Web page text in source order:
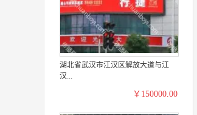
湖北省武汉市江汉区解放大道与江
汉...
￥150000.00